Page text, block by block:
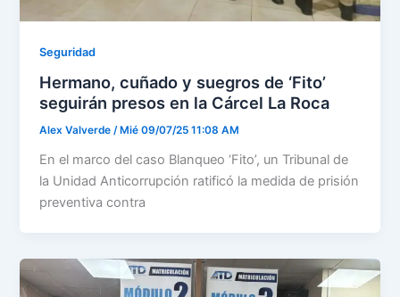
Seguridad
Hermano, cuñado y suegros de ‘Fito’
seguirán presos en la Cárcel La Roca
Alex Valverde/ Mié 09/07/25 11:08 AM
En el marco del caso Blanqueo ‘Fito’, un Tribunal de
la Unidad Anticorrupción ratificó la medida de prisión
preventiva contra